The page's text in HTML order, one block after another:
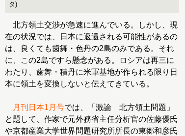
タ)
北方領土交渉が急速に進んでいる。しかし、現
在の状況では、日本に返還される可能性があるの
は、良くても歯舞・色丹の2島のみである。それ
に、この2島ですら懸念がある。ロシアは再三に
わたり、歯舞・積丹に米軍基地が作られる限り日
本に領土を変換しないと伝えてきている。
月刊日本1月号では、「激論 北方領土問題」
と題して、作家で元外務省主任分析官の佐藤優氏
や京都産業大学世界問題研究所所長の東郷和彦氏